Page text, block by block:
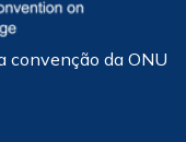
convenção da ONU